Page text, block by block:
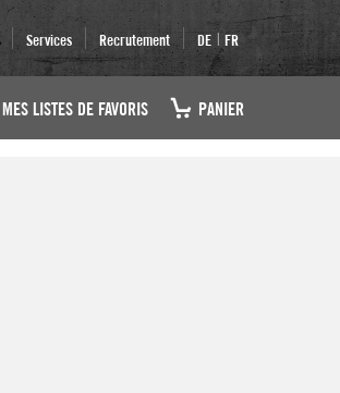
Services Recrutement DE | FR
MES LISTES DE FAVORIS PANIER